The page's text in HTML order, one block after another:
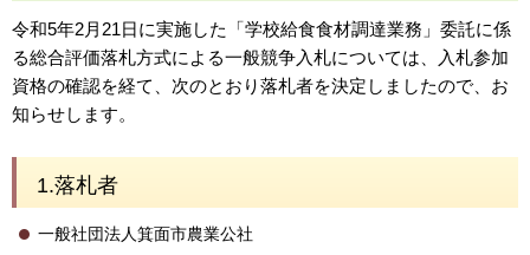
令和5年2月21日に実施した「学校給食食材調達業務」委託に係
る総合評価落札方式による一般競争入札については、入札参加
資格の確認を経て、次のとおり落札者を決定しましたので、お
知らせします。
1.落札者
一般社団法人箕面市農業公社